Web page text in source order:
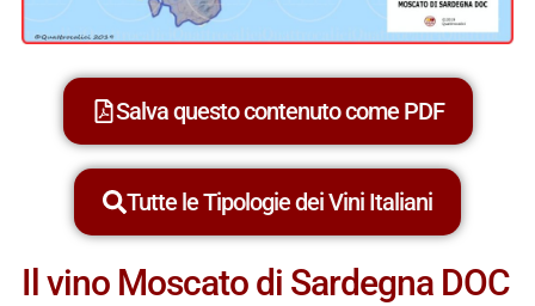
Salva questo contenuto come PDF
Tutte le Tipologie dei Vini Italiani
Il vino Moscato di Sardegna DOC